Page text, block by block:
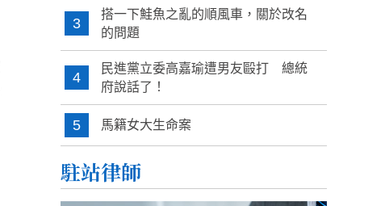
3
搭一下鮭魚之亂的順風車，關於改名
的問題
4
民進黨立委高嘉瑜遭男友毆打 總統
府說話了！
5 馬籍女大生命案
駐站律師